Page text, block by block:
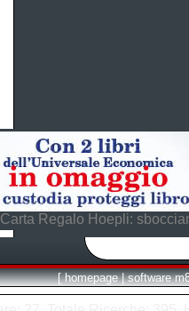
Carta Regalo Hoepli:
[ homepage | software